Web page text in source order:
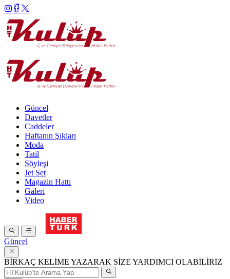
Güncel
Davetler
Caddeler
Haftanın Şıkları
Moda
Tatil
Söyleşi
Jet Set
Magazin Hattı
Galeri
Video
Güncel
BİRKAÇ KELİME YAZARAK SİZE YARDIMCI OLABİLİRİZ